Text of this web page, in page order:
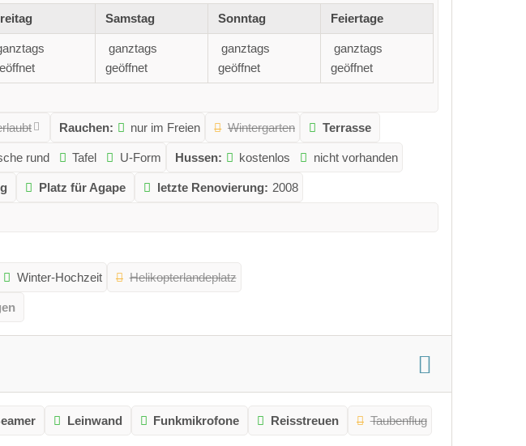
Samstag Sonntag Feiertage
ganztags
geöffnet
ganztags
geöffnet
ganztags
geöffnet
Rauchen: nur im Freien Wintergarten Terrasse
rund Tafel U-Form Hussen: kostenlos nicht vorhanden
Platz für Agape letzte Renovierung: 2008
Winter-Hochzeit Helikopterlandeplatz
Leinwand Funkmikrofone Reisstreuen Taubenflug